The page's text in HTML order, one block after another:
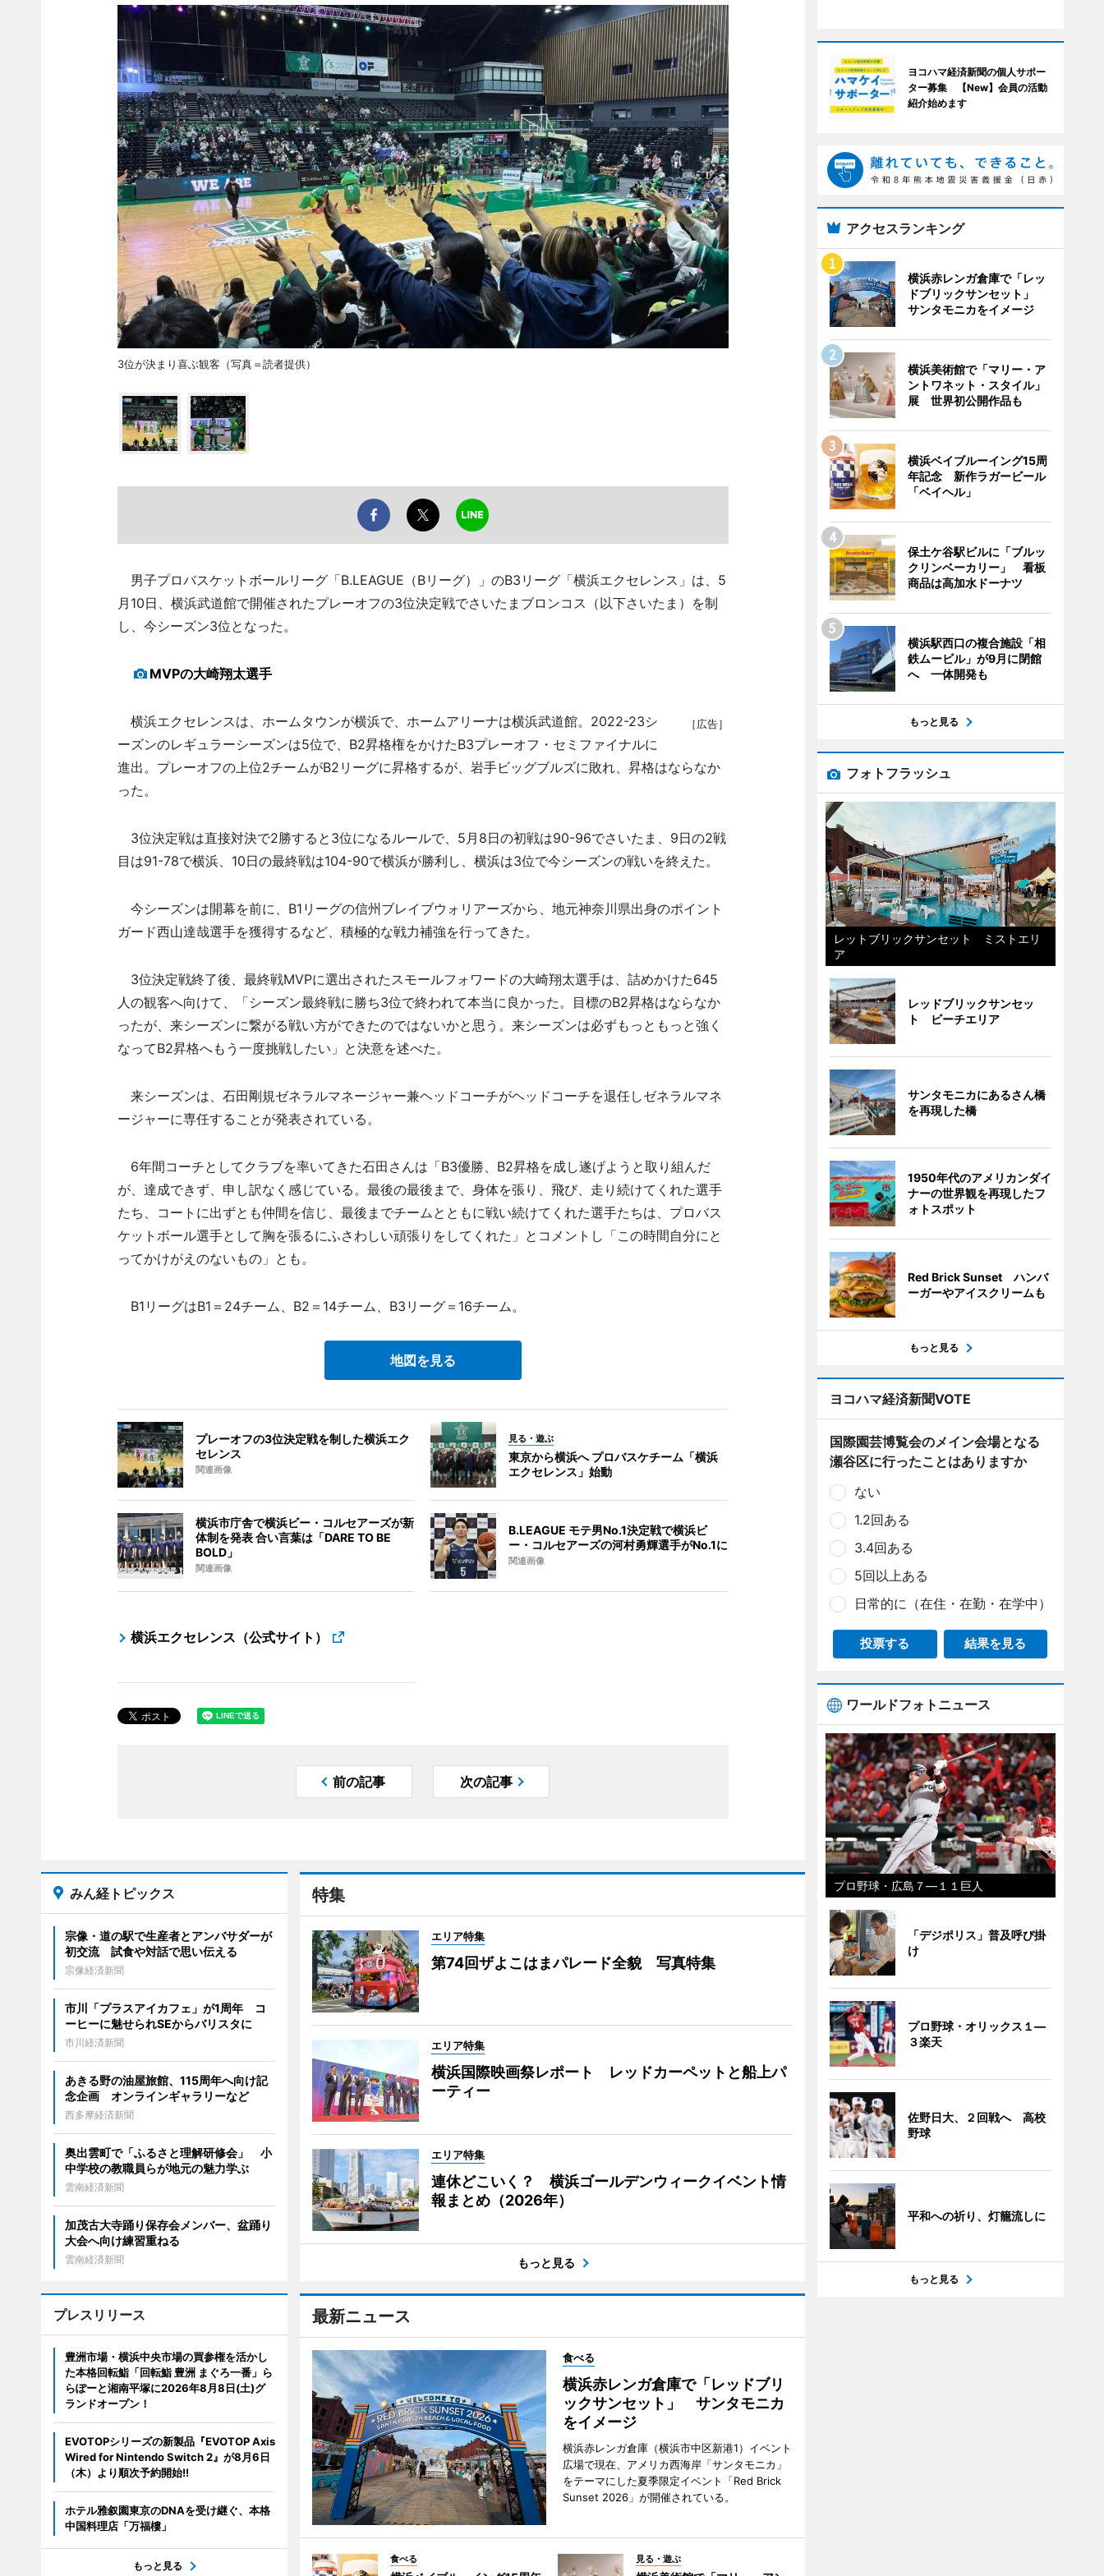
3位が決まり喜ぶ観客（写真＝読者提供）
男子プロバスケットボールリーグ「B.LEAGUE（Bリーグ）」のB3リーグ「横浜エクセレンス」は、5
月10日、横浜武道館で開催されたプレーオフの3位決定戦でさいたまブロンコス（以下さいたま）を制
し、今シーズン3位となった。
MVPの大崎翔太選手
［広告］
横浜エクセレンスは、ホームタウンが横浜で、ホームアリーナは横浜武道館。2022-23シ
ーズンのレギュラーシーズンは5位で、B2昇格権をかけたB3プレーオフ・セミファイナルに
進出。プレーオフの上位2チームがB2リーグに昇格するが、岩手ビッグブルズに敗れ、昇格はならなか
った。
3位決定戦は直接対決で2勝すると3位になるルールで、5月8日の初戦は90-96でさいたま、9日の2戦
目は91-78で横浜、10日の最終戦は104-90で横浜が勝利し、横浜は3位で今シーズンの戦いを終えた。
今シーズンは開幕を前に、B1リーグの信州ブレイブウォリアーズから、地元神奈川県出身のポイント
ガード西山達哉選手を獲得するなど、積極的な戦力補強を行ってきた。
3位決定戦終了後、最終戦MVPに選出されたスモールフォワードの大崎翔太選手は、詰めかけた645
人の観客へ向けて、「シーズン最終戦に勝ち3位で終われて本当に良かった。目標のB2昇格はならなか
ったが、来シーズンに繋がる戦い方ができたのではないかと思う。来シーズンは必ずもっともっと強く
なってB2昇格へもう一度挑戦したい」と決意を述べた。
来シーズンは、石田剛規ゼネラルマネージャー兼ヘッドコーチがヘッドコーチを退任しゼネラルマネ
ージャーに専任することが発表されている。
6年間コーチとしてクラブを率いてきた石田さんは「B3優勝、B2昇格を成し遂げようと取り組んだ
が、達成できず、申し訳なく感じている。最後の最後まで、身体を張り、飛び、走り続けてくれた選手
たち、コートに出ずとも仲間を信じ、最後までチームとともに戦い続けてくれた選手たちは、プロバス
ケットボール選手として胸を張るにふさわしい頑張りをしてくれた」とコメントし「この時間自分にと
ってかけがえのないもの」とも。
B1リーグはB1＝24チーム、B2＝14チーム、B3リーグ＝16チーム。
地図を見る
プレーオフの3位決定戦を制した横浜エク
セレンス
関連画像
見る・遊ぶ
東京から横浜へ プロバスケチーム「横浜
エクセレンス」始動
横浜市庁舎で横浜ビー・コルセアーズが新
体制を発表 合い言葉は「DARE TO BE
BOLD」
関連画像
B.LEAGUE モテ男No.1決定戦で横浜ビ
ー・コルセアーズの河村勇輝選手がNo.1に
関連画像
横浜エクセレンス（公式サイト）
前の記事 次の記事
特集
エリア特集
第74回ザよこはまパレード全貌 写真特集
エリア特集
横浜国際映画祭レポート レッドカーペットと船上パ
ーティー
エリア特集
連休どこいく？ 横浜ゴールデンウィークイベント情
報まとめ（2026年）
もっと見る
最新ニュース
食べる
横浜赤レンガ倉庫で「レッドブリ
ックサンセット」 サンタモニカ
をイメージ
横浜赤レンガ倉庫（横浜市中区新港1）イベント
広場で現在、アメリカ西海岸「サンタモニカ」
をテーマにした夏季限定イベント「Red Brick
Sunset 2026」が開催されている。
食べる 見る・遊ぶ
みん経トピックス
宗像・道の駅で生産者とアンバサダーが
初交流 試食や対話で思い伝える
宗像経済新聞
市川「プラスアイカフェ」が1周年 コ
ーヒーに魅せられSEからバリスタに
市川経済新聞
あきる野の油屋旅館、115周年へ向け記
念企画 オンラインギャラリーなど
西多摩経済新聞
奥出雲町で「ふるさと理解研修会」 小
中学校の教職員らが地元の魅力学ぶ
雲南経済新聞
加茂古大寺踊り保存会メンバー、盆踊り
大会へ向け練習重ねる
雲南経済新聞
プレスリリース
豊洲市場・横浜中央市場の買参権を活かし
た本格回転鮨「回転鮨 豊洲 まぐろ一番」ら
らぽーと湘南平塚に2026年8月8日(土)グ
ランドオープン！
EVOTOPシリーズの新製品『EVOTOP Axis
Wired for Nintendo Switch 2』が8月6日
（木）より順次予約開始!!
ホテル雅叙園東京のDNAを受け継ぐ、本格
中国料理店「万福樓」
もっと見る
ヨコハマ経済新聞の個人サポー
ター募集 【New】会員の活動
紹介始めます
アクセスランキング
横浜赤レンガ倉庫で「レッ
ドブリックサンセット」
サンタモニカをイメージ
横浜美術館で「マリー・ア
ントワネット・スタイル」
展 世界初公開作品も
横浜ベイブルーイング15周
年記念 新作ラガービール
「ベイヘル」
保土ケ谷駅ビルに「ブルッ
クリンベーカリー」 看板
商品は高加水ドーナツ
横浜駅西口の複合施設「相
鉄ムービル」が9月に閉館
へ 一体開発も
もっと見る
フォトフラッシュ
レットブリックサンセット ミストエリ
ア
レッドブリックサンセッ
ト ビーチエリア
サンタモニカにあるさん橋
を再現した橋
1950年代のアメリカンダイ
ナーの世界観を再現したフ
ォトスポット
Red Brick Sunset ハンバ
ーガーやアイスクリームも
もっと見る
ヨコハマ経済新聞VOTE
国際園芸博覧会のメイン会場となる
瀬谷区に行ったことはありますか
ない
1.2回ある
3.4回ある
5回以上ある
日常的に（在住・在勤・在学中）
投票する 結果を見る
ワールドフォトニュース
プロ野球・広島７―１１巨人
「デジポリス」普及呼び掛
け
プロ野球・オリックス１―
３楽天
佐野日大、２回戦へ 高校
野球
平和への祈り、灯籠流しに
もっと見る